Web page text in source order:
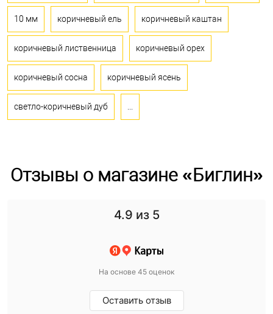
10 мм коричневый ель коричневый каштан
коричневый лиственница коричневый орех
коричневый сосна коричневый ясень
светло-коричневый дуб
Отзывы о магазине «Биглин»
4.9 из 5
На основе 45 оценок
Оставить отзыв